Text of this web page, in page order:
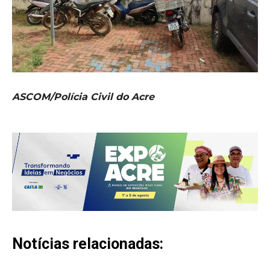
ASCOM/Polícia Civil do Acre
Notícias relacionadas: